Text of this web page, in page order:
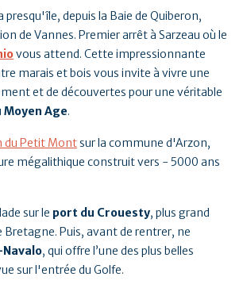
presqu'île, depuis la Baie de Quiberon,
de Vannes. Premier arrêt à Sarzeau où le
vous attend. Cette impressionnante
marais et bois vous invite à vivre une
et de découvertes pour une véritable
Moyen Age.
du Petit Mont sur la commune d'Arzon,
mégalithique construit vers - 5000 ans
sur le port du Crouesty, plus grand
Bretagne. Puis, avant de rentrer, ne
, qui offre l’une des plus belles
sur l'entrée du Golfe.